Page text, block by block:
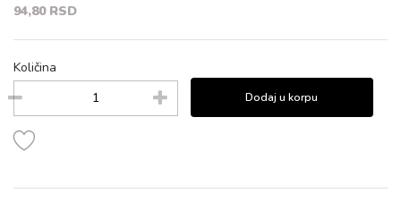
94,80 RSD
Količina
Dodaj u korpu